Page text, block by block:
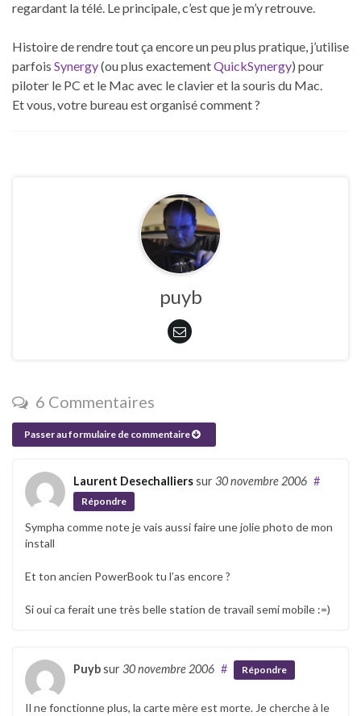
regardant la télé. Le principale, c’est que je m’y retrouve.
Histoire de rendre tout ça encore un peu plus pratique, j’utilise
parfois Synergy(ou plus exactementQuickSynergy) pour
piloter le PC et le Mac avec le clavier et la souris du Mac.
Et vous, votre bureau est organisé comment ?
puyb
6 Commentaires
Passer au formulaire de commentaire
Laurent Desechallierssur 30 novembre 2006 #
Répondre
Sympha comme note je vais aussi faire une jolie photo de mon
install
Et ton ancien PowerBook tu l’as encore ?
Si oui ca ferait une très belle station de travail semi mobile :=)
Puybsur 30 novembre 2006 # Répondre
Il ne fonctionne plus, la carte mère est morte. Je cherche à le